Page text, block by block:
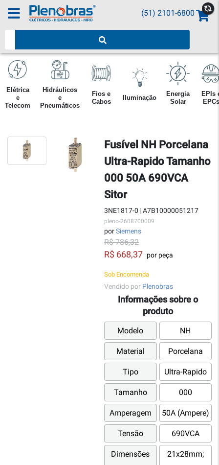
(51) 2101-6800
Elétrica
e
Telecom
Hidráulicos
e
Pneumáticos
Fios e
Cabos
Iluminação
Energia
Solar
EPIs
EPCs
Fusível NH Porcelana
Ultra-Rapido Tamanho
000 50A 690VCA
Sitor
3NE1817-0 | A7B10000051217
pleno-2608700009
porSiemens
R$ 786,32
R$ 668,37 por peça
Sob Encomenda
Vendido por Plenobras
Informações sobre o
produto
Modelo NH
Material Porcelana
Tipo Ultra-Rapido
Tamanho 000
Amperagem 50A (Ampere)
Tensão 690VCA
Dimensões
21x28mm;